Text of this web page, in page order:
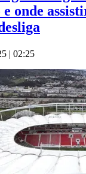
onde
| 02:25